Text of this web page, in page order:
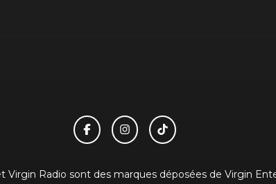
Virgin Radio sont des marques déposées de Virgin